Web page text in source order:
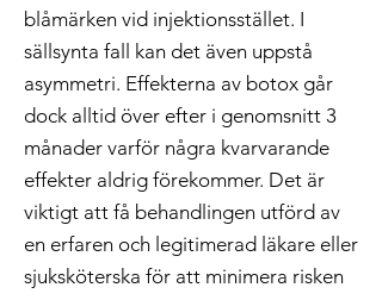
blåmärken vid injektionsstället. I
sällsynta fall kan det även uppstå
asymmetri. Effekterna av botox går
dock alltid över efter i genomsnitt 3
månader varför några kvarvarande
effekter aldrig förekommer. Det är
viktigt att få behandlingen utförd av
en erfaren och legitimerad läkare eller
sjuksköterska för att minimera risken